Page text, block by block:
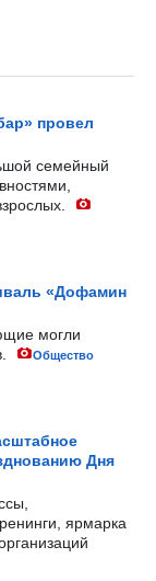
провел
семейный
«Дофамин
могли
Общество
Дня
ярмарка